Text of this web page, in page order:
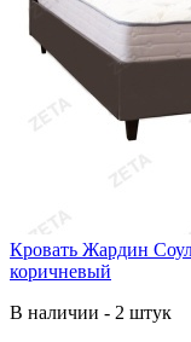
Кровать Жардин
коричневый
В наличии - 2 штук